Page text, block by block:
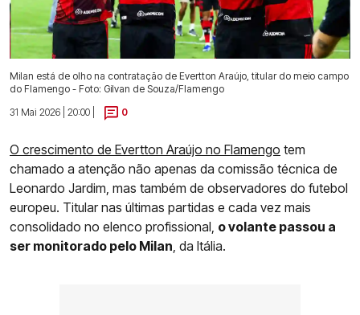
Milan está de olho na contratação de Evertton Araújo, titular do meio campo
do Flamengo - Foto: Gilvan de Souza/Flamengo
31 Mai 2026 | 20:00 |
0
O crescimento de Evertton Araújo no Flamengo tem
chamado a atenção não apenas da comissão técnica de
Leonardo Jardim, mas também de observadores do futebol
europeu. Titular nas últimas partidas e cada vez mais
consolidado no elenco profissional, o volante passou a
ser monitorado pelo Milan , da Itália.